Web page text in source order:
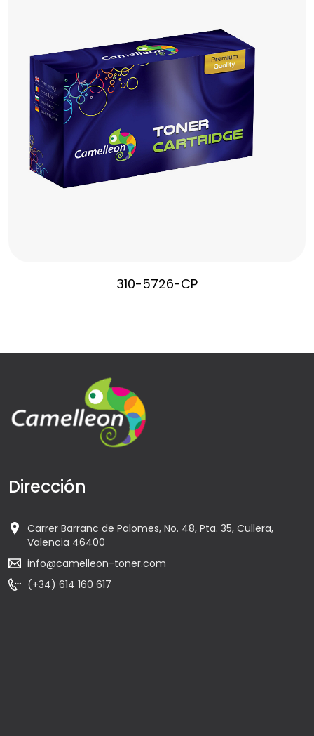
310-5726-CP
Dirección
Carrer Barranc de Palomes, No. 48, Pta. 35, Cullera,
Valencia 46400
info@camelleon-toner.com
(+34) 614 160 617